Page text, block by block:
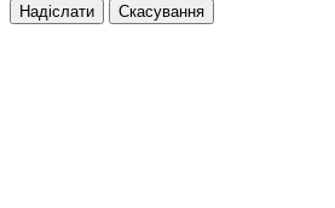
Надіслати Скасування